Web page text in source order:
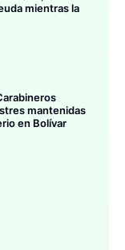
mientras la
mantenidas
en Bolívar